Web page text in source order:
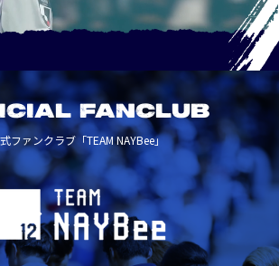
FANCLUB
ファンクラブ「TEAM NAYBee」